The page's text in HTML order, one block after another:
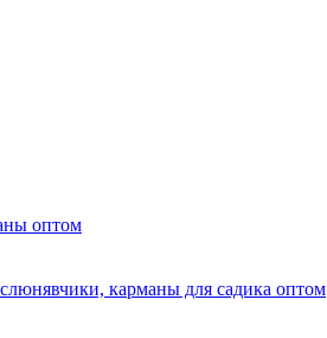
оптом
карманы для садика оптом